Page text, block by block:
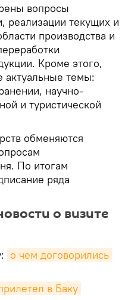
вопросы
реализации текущих и
производства и
Кроме этого,
актуальные темы:
научно-
и туристической
обменяются
По итогам
ряда
о визите
о чем договорились
в Баку